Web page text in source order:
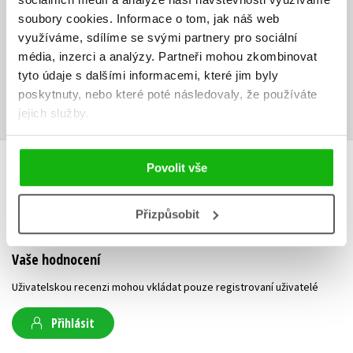
soubory cookies. Informace o tom, jak náš web
využíváme, sdílíme se svými partnery pro sociální
média, inzerci a analýzy. Partneři mohou zkombinovat
tyto údaje s dalšími informacemi, které jim byly
poskytnuty, nebo které poté následovaly, že používáte
jejich služby.
Povolit vše
Přizpůsobit
Ke stažení
Obsah.pdf Ukázka.pdf
HODNOCENÍ ČTENÁŘŮ
V současné době nejsou vytvořena žádná uživatelská hodnocení.
Vaše hodnocení
Uživatelskou recenzi mohou vkládat pouze registrovaní uživatelé
Přihlásit